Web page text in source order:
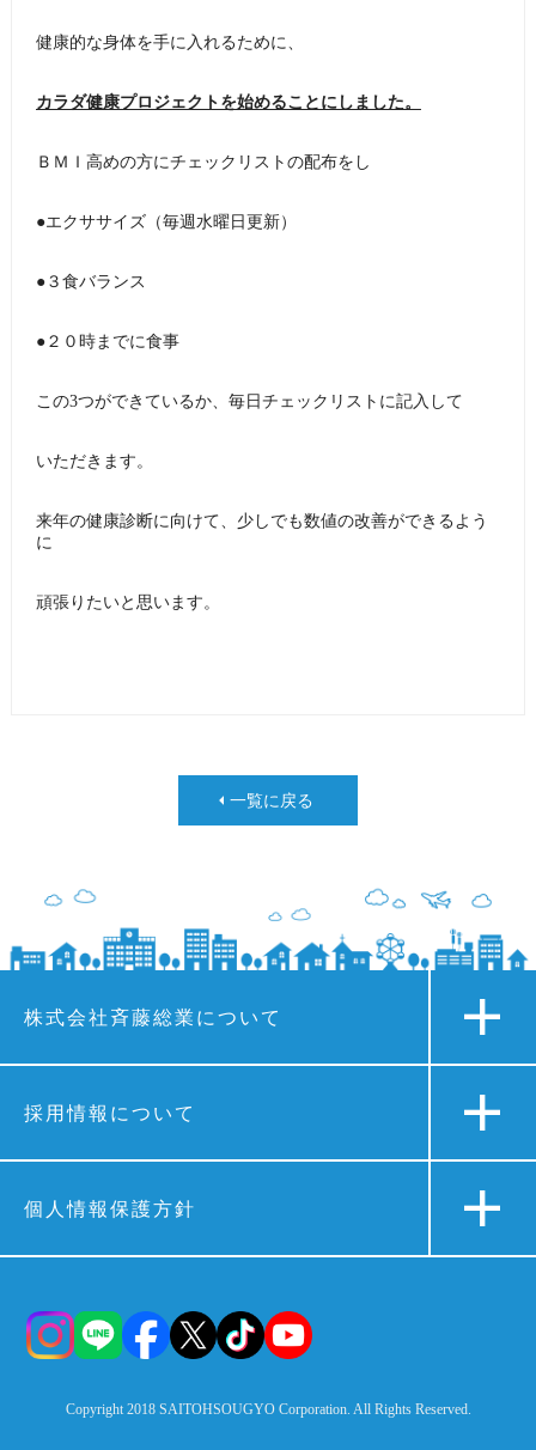
健康的な身体を手に入れるために、
カラダ健康プロジェクトを始めることにしました。
ＢＭＩ高めの方にチェックリストの配布をし
●エクササイズ（毎週水曜日更新）
●３食バランス
●２０時までに食事
この3つができているか、毎日チェックリストに記入して
いただきます。
来年の健康診断に向けて、少しでも数値の改善ができるよう
に
頑張りたいと思います。
一覧に戻る
株式会社斉藤総業について
採用情報について
個人情報保護方針
Copyright 2018 SAITOHSOUGYO Corporation. All Rights Reserved.